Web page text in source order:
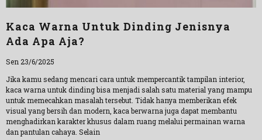
Kaca Warna Untuk Dinding Jenisnya
Ada Apa Aja?
Sen 23/6/2025
Jika kamu sedang mencari cara untuk mempercantik tampilan interior,
kaca warna untuk dinding bisa menjadi salah satu material yang mampu
untuk memecahkan masalah tersebut. Tidak hanya memberikan efek
visual yang bersih dan modern, kaca berwarna juga dapat membantu
menghadirkan karakter khusus dalam ruang melalui permainan warna
dan pantulan cahaya. Selain